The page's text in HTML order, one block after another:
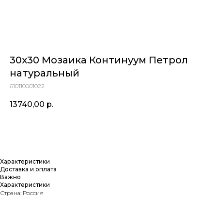
30x30 Мозаика Континуум Петрол
натуральный
610110001022
13740,00 р.
Характеристики
Доставка и оплата
Важно
Характеристики
Страна: Россия